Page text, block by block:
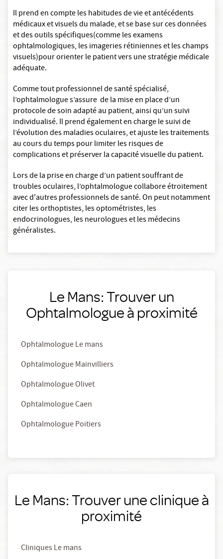
Il prend en compte les habitudes de vie et antécédents
médicaux et visuels du malade, et se base sur ces données
et des outils spécifiques(comme les examens
ophtalmologiques, les imageries rétiniennes et les champs
visuels)pour orienter le patient vers une stratégie médicale
adéquate.
Comme tout professionnel de santé spécialisé,
l’ophtalmologue s’assure de la mise en place d’un
protocole de soin adapté au patient, ainsi qu’un suivi
individualisé. Il prend également en charge le suivi de
l’évolution des maladies oculaires, et ajuste les traitements
au cours du temps pour limiter les risques de
complications et préserver la capacité visuelle du patient.
Lors de la prise en charge d’un patient souffrant de
troubles oculaires, l’ophtalmologue collabore étroitement
avec d'autres professionnels de santé. On peut notamment
citer les orthoptistes, les optométristes, les
endocrinologues, les neurologues et les médecins
généralistes.
Le Mans: Trouver un
Ophtalmologue à proximité
Ophtalmologue Le mans
Ophtalmologue Mainvilliers
Ophtalmologue Olivet
Ophtalmologue Caen
Ophtalmologue Poitiers
Le Mans: Trouver une clinique à
proximité
Cliniques Le mans